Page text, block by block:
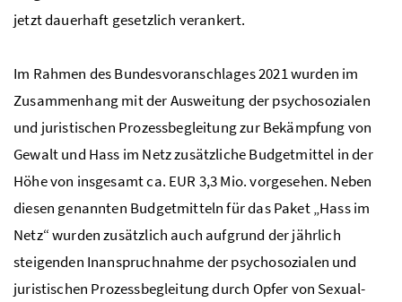
jetzt dauerhaft gesetzlich verankert.
Im Rahmen des Bundesvoranschlages 2021 wurden im
Zusammenhang mit der Ausweitung der psychosozialen
und juristischen Prozessbegleitung zur Bekämpfung von
Gewalt und Hass im Netz zusätzliche Budgetmittel in der
Höhe von insgesamt ca. EUR 3,3 Mio. vorgesehen. Neben
diesen genannten Budgetmitteln für das Paket „Hass im
Netz“ wurden zusätzlich auch aufgrund der jährlich
steigenden Inanspruchnahme der psychosozialen und
juristischen Prozessbegleitung durch Opfer von Sexual-